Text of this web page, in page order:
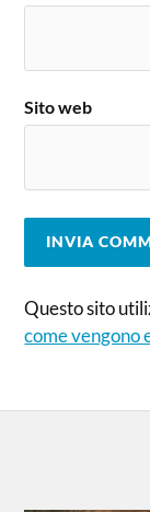
Sito web
Questo sito
come